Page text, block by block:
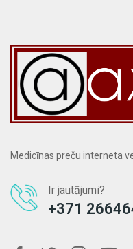
Medicīnas preču interneta
Ir jautājumi?
+371